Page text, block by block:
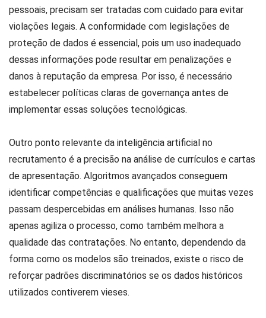
pessoais, precisam ser tratadas com cuidado para evitar
violações legais. A conformidade com legislações de
proteção de dados é essencial, pois um uso inadequado
dessas informações pode resultar em penalizações e
danos à reputação da empresa. Por isso, é necessário
estabelecer políticas claras de governança antes de
implementar essas soluções tecnológicas.
Outro ponto relevante da inteligência artificial no
recrutamento é a precisão na análise de currículos e cartas
de apresentação. Algoritmos avançados conseguem
identificar competências e qualificações que muitas vezes
passam despercebidas em análises humanas. Isso não
apenas agiliza o processo, como também melhora a
qualidade das contratações. No entanto, dependendo da
forma como os modelos são treinados, existe o risco de
reforçar padrões discriminatórios se os dados históricos
utilizados contiverem vieses.